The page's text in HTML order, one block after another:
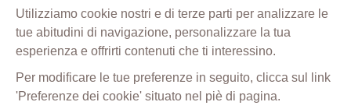
Utilizziamo cookie nostri e di terze parti per analizzare le
tue abitudini di navigazione, personalizzare la tua
esperienza e offrirti contenuti che ti interessino.
Per modificare le tue preferenze in seguito, clicca sul link
'Preferenze dei cookie' situato nel piè di pagina.
tal
senso,
la
navigazione
degli